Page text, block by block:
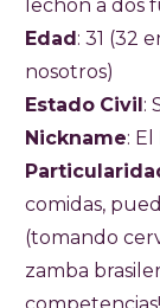
lechon a dos
Edad : 31 (32
nosotros)
Estado Civil :
Nickname:
comidas,
(tomando
zamba